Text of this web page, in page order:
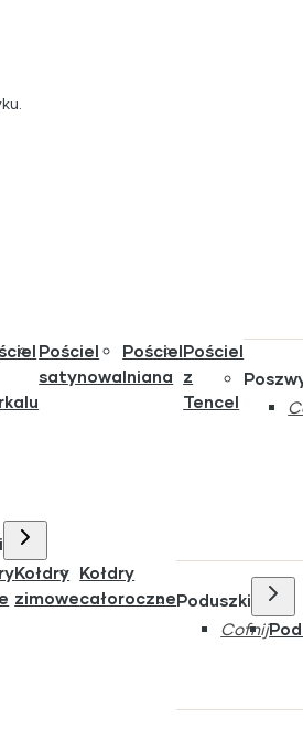
Pościel
satynowa
Pościel
lniana
Pościel
z
Tencel
Kołdry
zimowe
Kołdry
całorocznePoduszki
Cofnij